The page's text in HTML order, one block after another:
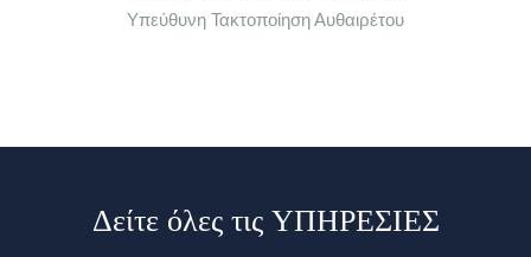
Υπεύθυνη Τακτοποίηση Αυθαιρέτου
Δείτε όλες τις ΥΠΗΡΕΣΙΕΣ